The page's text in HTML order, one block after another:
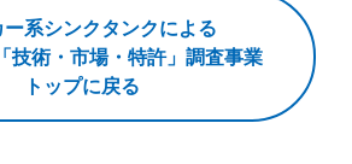
系シンクタンクによる
技術・市場・特許」調査事業
トップに戻る